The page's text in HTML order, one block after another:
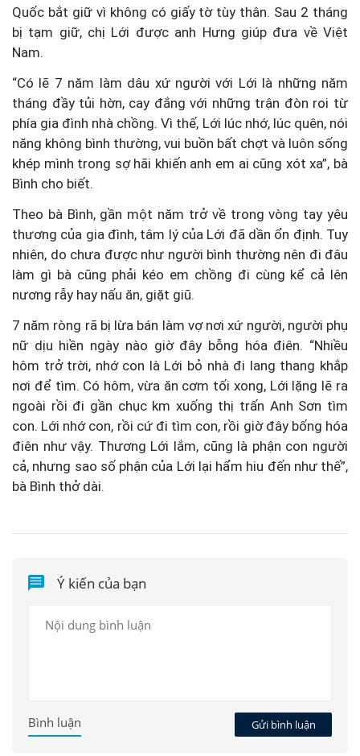
Quốc bắt giữ vì không có giấy tờ tùy thân. Sau 2 tháng
bị tạm giữ, chị Lới được anh Hưng giúp đưa về Việt
Nam.
“Có lẽ 7 năm làm dâu xứ người với Lới là những năm
tháng đầy tủi hờn, cay đắng với những trận đòn roi từ
phía gia đình nhà chồng. Vì thế, Lới lúc nhớ, lúc quên, nói
năng không bình thường, vui buồn bất chợt và luôn sống
khép mình trong sợ hãi khiến anh em ai cũng xót xa”, bà
Bình cho biết.
Theo bà Bình, gần một năm trở về trong vòng tay yêu
thương của gia đình, tâm lý của Lới đã dần ổn định. Tuy
nhiên, do chưa được như người bình thường nên đi đâu
làm gì bà cũng phải kéo em chồng đi cùng kể cả lên
nương rẫy hay nấu ăn, giặt giũ.
7 năm ròng rã bị lừa bán làm vợ nơi xứ người, người phụ
nữ dịu hiền ngày nào giờ đây bỗng hóa điên. “Nhiều
hôm trở trời, nhớ con là Lới bỏ nhà đi lang thang khắp
nơi để tìm. Có hôm, vừa ăn cơm tối xong, Lới lặng lẽ ra
ngoài rồi đi gần chục km xuống thị trấn Anh Sơn tìm
con. Lới nhớ con, rồi cứ đi tìm con, rồi giờ đây bống hóa
điên như vậy. Thương Lới lắm, cũng là phận con người
cả, nhưng sao số phận của Lới lại hẩm hiu đến như thế”,
bà Bình thở dài.
Ý kiến của bạn
Gửi bình luận
Bình luận